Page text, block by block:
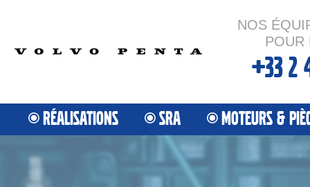
NOS
POUR
+33 2
RÉALISATIONS SRA MOTEURS &